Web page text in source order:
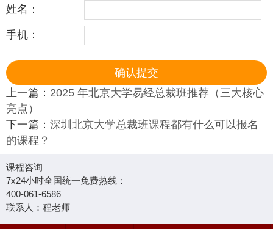
姓名：
手机：
上一篇： 2025 年北京大学易经总裁班推荐（三大核心
亮点）
下一篇： 深圳北京大学总裁班课程都有什么可以报名
的课程？
课程咨询
7x24小时全国统一免费热线：
400-061-6586
联系人：程老师